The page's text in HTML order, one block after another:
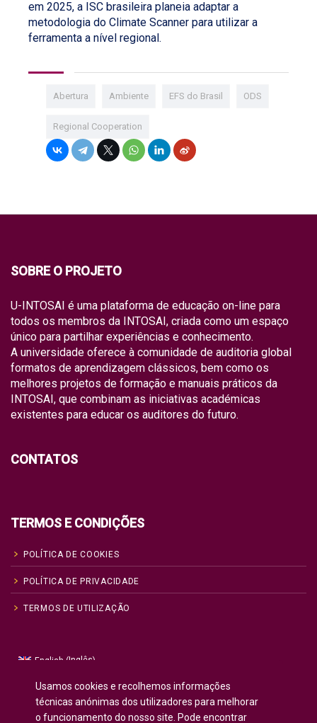
em 2025, a ISC brasileira planeia adaptar a
metodologia do Climate Scanner para utilizar a
ferramenta a nível regional.
Abertura Ambiente EFS do Brasil ODS
Regional Cooperation
SOBRE O PROJETO
U-INTOSAI é uma plataforma de educação on-line para
todos os membros da INTOSAI, criada como um espaço
único para partilhar experiências e conhecimento.
A universidade oferece à comunidade de auditoria global
formatos de aprendizagem clássicos, bem como os
melhores projetos de formação e manuais práticos da
INTOSAI, que combinam as iniciativas académicas
existentes para educar os auditores do futuro.
CONTATOS
TERMOS E CONDIÇÕES
POLÍTICA DE COOKIES
POLÍTICA DE PRIVACIDADE
TERMOS DE UTILIZAÇÃO
English (Inglês)
Русский
Russo
Español(Espanhol)
Français Francês
Usamos cookies e recolhemos informações
técnicas anónimas dos utilizadores para melhorar
o funcionamento do nosso site. Pode encontrar